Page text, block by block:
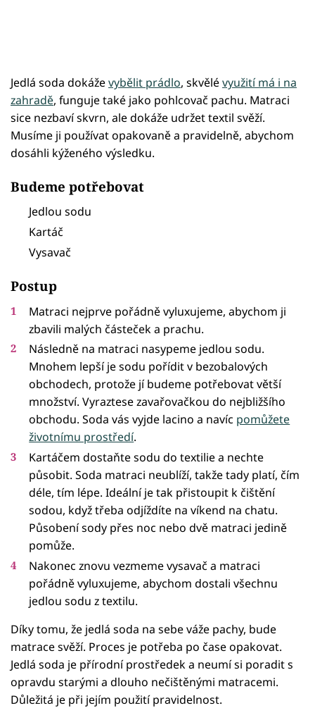
Jedlá soda dokáževybělit prádlo, skvělévyužití má i na
zahradě, funguje také jako pohlcovač pachu. Matraci
sice nezbaví skvrn, ale dokáže udržet textil svěží.
Musíme ji používat opakovaně a pravidelně, abychom
dosáhli kýženého výsledku.
Budeme potřebovat
Jedlou sodu
Kartáč
Vysavač
Postup
Matraci nejprve pořádně vyluxujeme, abychom ji
zbavili malých částeček a prachu.
Následně na matraci nasypeme jedlou sodu.
Mnohem lepší je sodu pořídit v bezobalových
obchodech, protože jí budeme potřebovat větší
množství. Vyraztese zavařovačkou do nejbližšího
obchodu. Soda vás vyjde lacino a navíc pomůžete
životnímu prostředí.
Kartáčem dostaňte sodu do textilie a nechte
působit. Soda matraci neublíží, takže tady platí, čím
déle, tím lépe. Ideální je tak přistoupit k čištění
sodou, když třeba odjíždíte na víkend na chatu.
Působení sody přes noc nebo dvě matraci jedině
pomůže.
Nakonec znovu vezmeme vysavač a matraci
pořádně vyluxujeme, abychom dostali všechnu
jedlou sodu z textilu.
Díky tomu, že jedlá soda na sebe váže pachy, bude
matrace svěží. Proces je potřeba po čase opakovat.
Jedlá soda je přírodní prostředek a neumí si poradit s
opravdu starými a dlouho nečištěnými matracemi.
Důležitá je při jejím použití pravidelnost.